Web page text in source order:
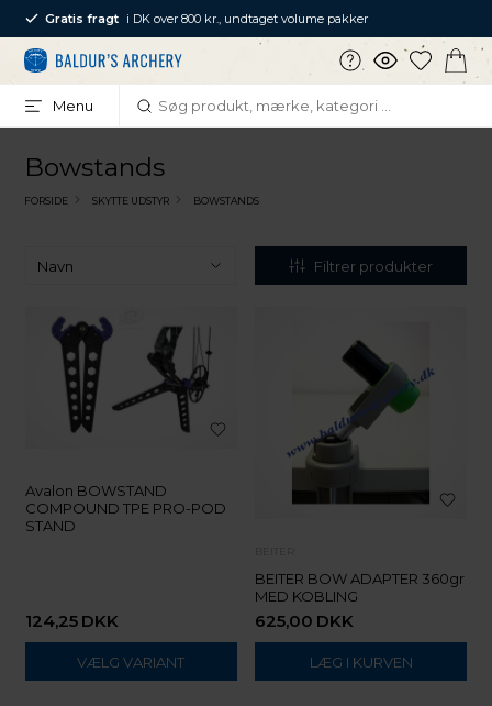
Gratis fragt i DK over 800 kr., undtaget volume pakker
Menu
Bowstands
FORSIDE SKYTTE UDSTYR BOWSTANDS
Filtrer produkter
Avalon BOWSTAND
COMPOUND TPE PRO-POD
STAND
124,25 DKK
VÆLG VARIANT
BEITER BOW ADAPTER 360gr
MED KOBLING
625,00 DKK